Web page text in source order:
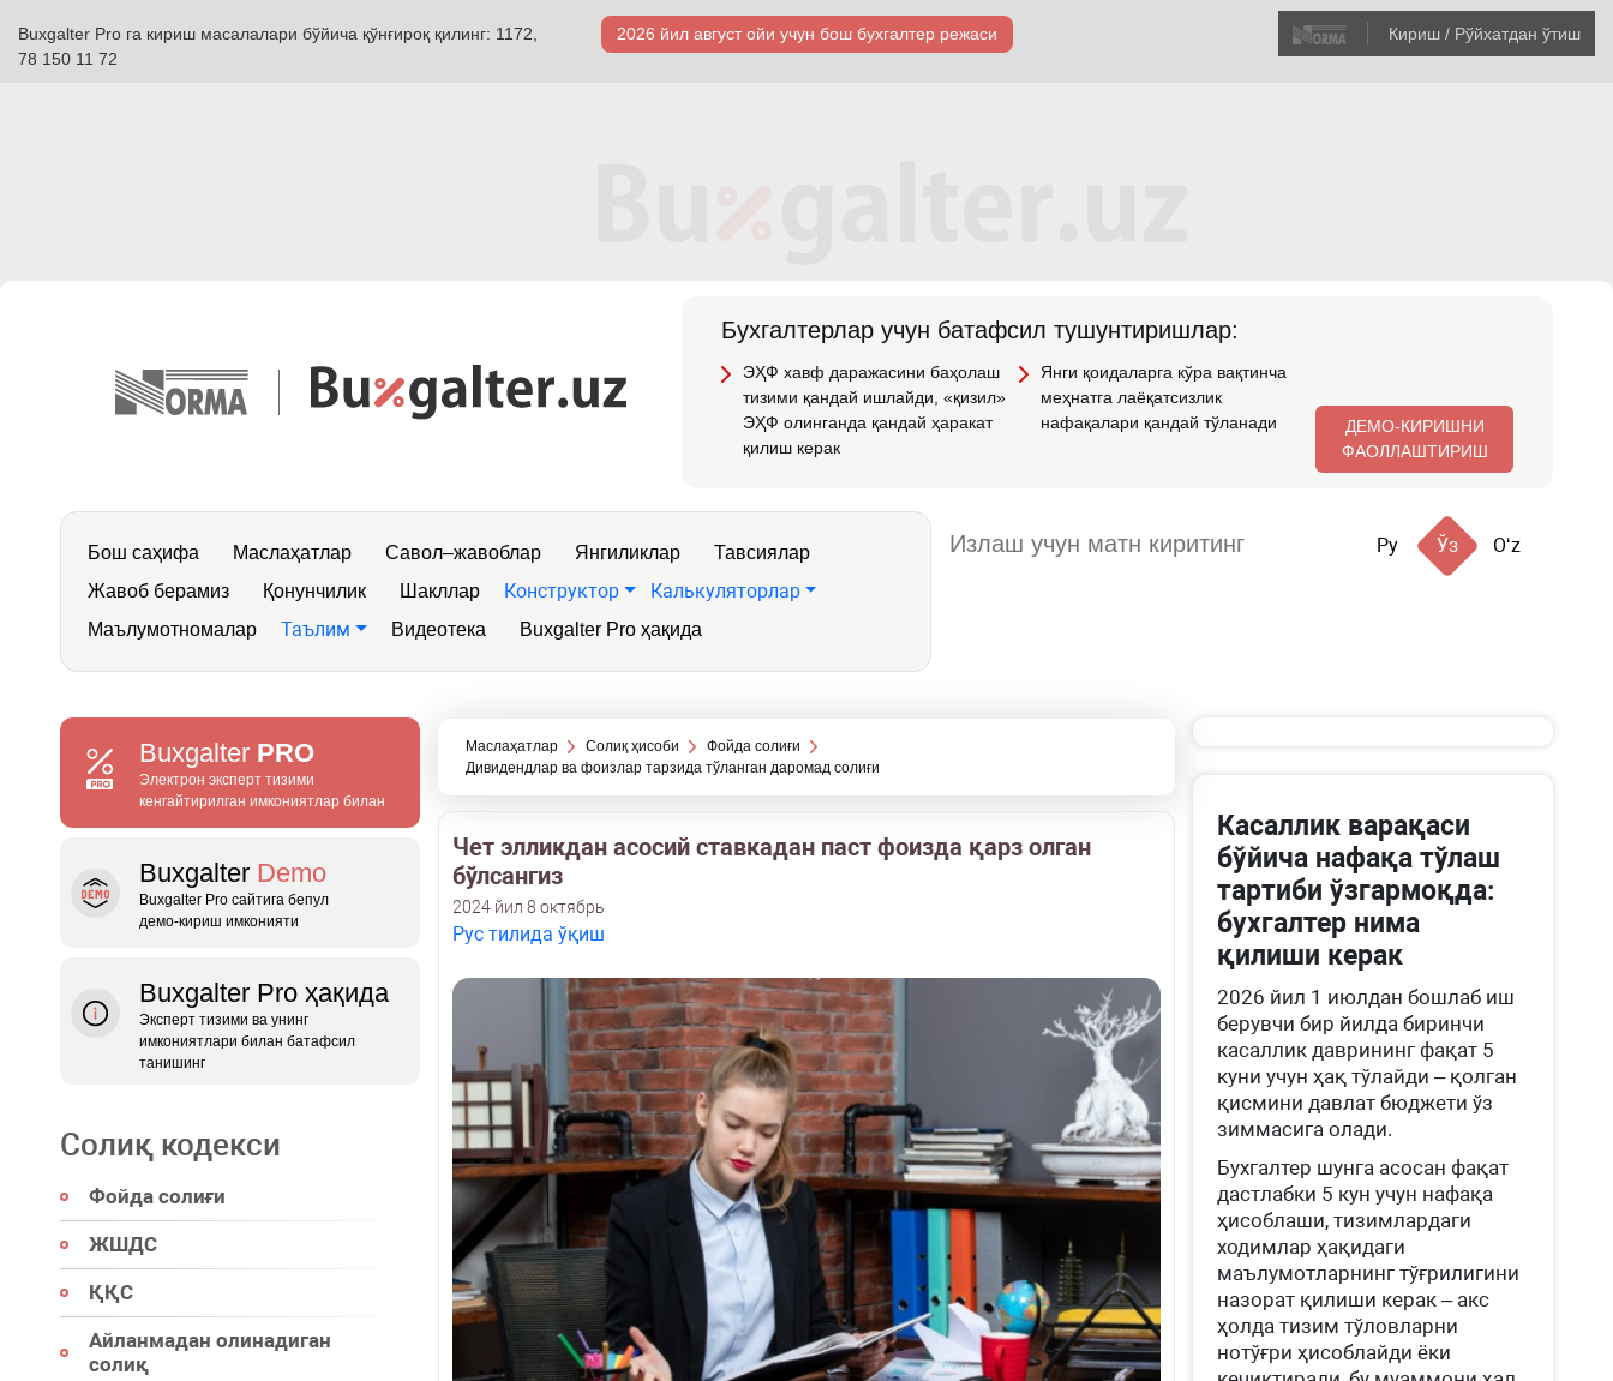
Buxgalter Pro га кириш масалалари бўйича қўнғироқ қилинг: 1172,
78 150 11 72
2026 йил август ойи учун бош бухгалтер режаси Кириш / Рўйхатдан ўтиш
Бухгалтерлар учун батафсил тушунтиришлар:
ЭҲФ хавф даражасини баҳолаш
тизими қандай ишлайди, «қизил»
ЭҲФ олинганда қандай ҳаракат
қилиш керак
Янги қоидаларга кўра вақтинча
меҳнатга лаёқатсизлик
нафақалари қандай тўланади
ДЕМО-КИРИШНИ
ФАОЛЛАШТИРИШ
Бош саҳифа Маслаҳатлар Савол–жавоблар Янгиликлар
Тавсиялар
Жавоб берамиз
Қонунчилик Шакллар Конструктор Калькуляторлар
Маълумотномалар Таълим Видеотека Buxgalter Pro ҳақида
Ру Ўз Oʻz
Buxgalter PRO
Электрон эксперт тизими
кенгайтирилган имкониятлар билан
Buxgalter Demo
Buxgalter Pro сайтига бепул
демо‑кириш имконияти
Buxgalter Pro ҳақида
Эксперт тизими ва унинг
имкониятлари билан батафсил
танишинг
Солиқ кодекси
Фойда солиғи
ЖШДС
ҚҚС
Айланмадан олинадиган
солиқ
Маслаҳатлар Солиқ ҳисоби
Фойда солиғи
Дивидендлар ва фоизлар тарзида тўланган даромад солиғи
Чет элликдан асосий ставкадан паст фоизда қарз олган
бўлсангиз
2024 йил 8 октябрь
Рус тилида ўқиш
Касаллик варақаси
бўйича нафақа тўлаш
тартиби ўзгармоқда:
бухгалтер нима
қилиши керак
2026 йил 1 июлдан бошлаб иш
берувчи бир йилда биринчи
касаллик даврининг фақат 5
куни учун ҳақ тўлайди – қолган
қисмини давлат бюджети ўз
зиммасига олади.
Бухгалтер шунга асосан фақат
дастлабки 5 кун учун нафақа
ҳисоблаши, тизимлардаги
ходимлар ҳақидаги
маълумотларнинг тўғрилигини
назорат қилиши керак – акс
ҳолда тизим тўловларни
нотўғри ҳисоблайди ёки